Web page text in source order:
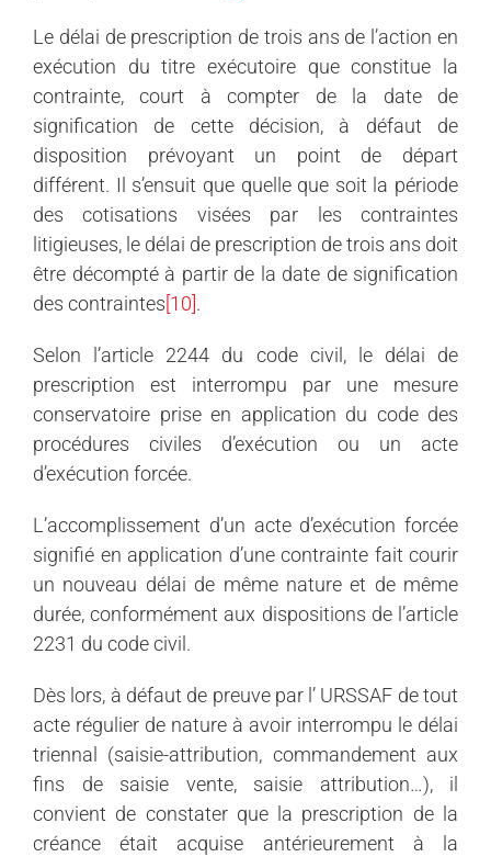
Le délai de prescription de trois ans de l’action en
exécution du titre exécutoire que constitue la
contrainte, court à compter de la date de
signification de cette décision, à défaut de
disposition prévoyant un point de départ
différent. Il s’ensuit que quelle que soit la période
des cotisations visées par les contraintes
litigieuses, le délai de prescription de trois ans doit
être décompté à partir de la date de signification
des contraintes [10] .
Selon l’article 2244 du code civil, le délai de
prescription est interrompu par une mesure
conservatoire prise en application du code des
procédures civiles d’exécution ou un acte
d’exécution forcée.
L’accomplissement d’un acte d’exécution forcée
signifié en application d’une contrainte fait courir
un nouveau délai de même nature et de même
durée, conformément aux dispositions de l’article
2231 du code civil.
Dès lors, à défaut de preuve par l’ URSSAF de tout
acte régulier de nature à avoir interrompu le délai
triennal (saisie-attribution, commandement aux
fins de saisie vente, saisie attribution…), il
convient de constater que la prescription de la
créance était acquise antérieurement à la